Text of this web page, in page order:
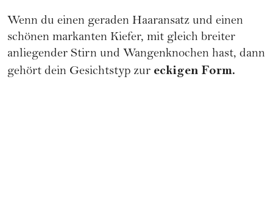
Wenn du einen geraden Haaransatz und einen
schönen markanten Kiefer, mit gleich breiter
anliegender Stirn und Wangenknochen hast, dann
gehört dein Gesichtstyp zur eckigen Form.